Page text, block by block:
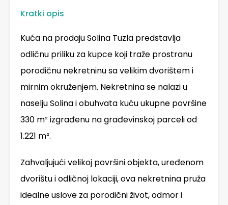
Kratki opis
Kuća na prodaju Solina Tuzla predstavlja
odličnu priliku za kupce koji traže prostranu
porodičnu nekretninu sa velikim dvorištem i
mirnim okruženjem. Nekretnina se nalazi u
naselju Solina i obuhvata kuću ukupne površine
330 m² izgrađenu na građevinskoj parceli od
1.221 m².
Zahvaljujući velikoj površini objekta, uređenom
dvorištu i odličnoj lokaciji, ova nekretnina pruža
idealne uslove za porodični život, odmor i